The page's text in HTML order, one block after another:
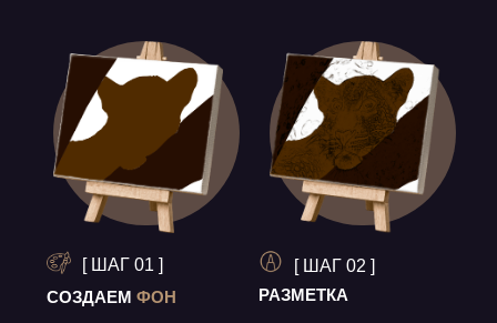
СОЗДАЕМ ФОН
[ ШАГ 01 ]
РАЗМЕТКА
[ ШАГ 02 ]